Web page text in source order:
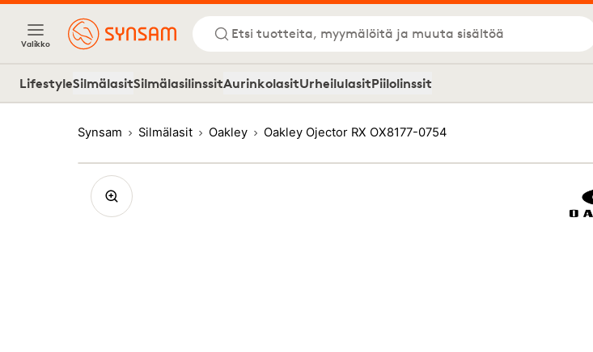
Valikko
Etsi tuotteita, myymälöitä ja muuta sisältöä
LifestyleSilmälasitSilmälasilinssitAurinkolasitUrheilulasitPiilolinssit
Synsam Silmälasit Oakley Oakley Ojector RX OX8177-0754